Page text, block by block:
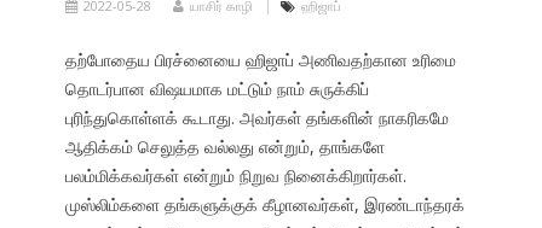
2022-05-28 யாசிர் காழி ஹிஜாப்
தற்போதைய பிரச்னையை ஹிஜாப் அணிவதற்கான உரிமை
தொடர்பான விஷயமாக மட்டும் நாம் சுருக்கிப்
புரிந்துகொள்ளக் கூடாது. அவர்கள் தங்களின் நாகரிகமே
ஆதிக்கம் செலுத்த வல்லது என்றும், தாங்களே
பலம்மிக்கவர்கள் என்றும் நிறுவ நினைக்கிறார்கள்.
முஸ்லிம்களை தங்களுக்குக் கீழானவர்கள், இரண்டாந்தரக்